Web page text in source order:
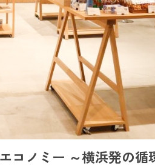
コノミー ～横浜発の循